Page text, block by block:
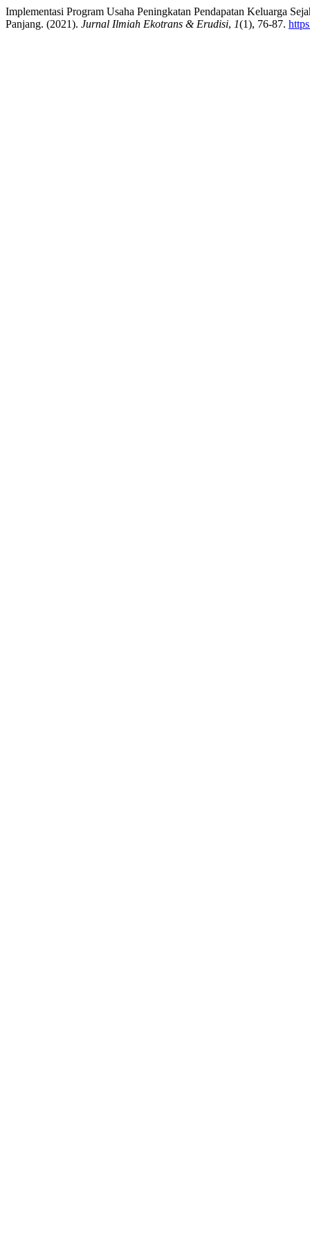
Implementasi Program Usaha Peningkatan Pendapatan Keluarga
Panjang. (2021). Jurnal Ilmiah Ekotrans & Erudisi, 1(1), 76-87.